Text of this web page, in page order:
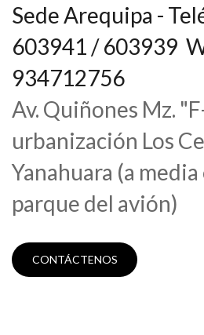
Sede Arequipa -
603941 / 603939
934712756
Av. Quiñones Mz.
urbanización Los
Yanahuara (a media
parque del avión)
CONTÁCTENOS